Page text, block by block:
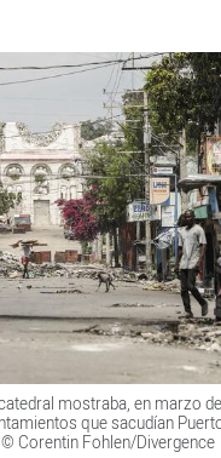
mostraba, en marzo
que sacudían
Corentin Fohlen/Divergence